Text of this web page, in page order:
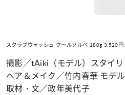
スクラブウォッシュ クールソルベ 180g 3,520円
撮影／tAiki（モデル）スタイリ
ヘア＆メイク／竹内春華 モデ
取材・文／政年美代子